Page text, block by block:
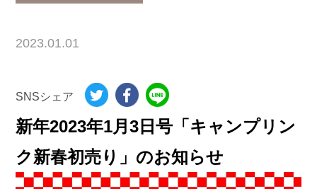
2023.01.01
SNSシェア
新年2023年1月3日号「キャンプリン
ク新春初売り」のお知らせ